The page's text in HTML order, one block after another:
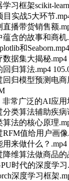
习框架scikit-
实战5大环节
播带货销售额
含的故事和商机
和
据集大揭秘.mp4
归算法.mp4
回归模型预测电
常广泛的AI应用
类算法辅助疾病
法的核心原理
值给用户画像
来做什么？.mp4
维算法做商品的
时代的深度学习
深度学习框架